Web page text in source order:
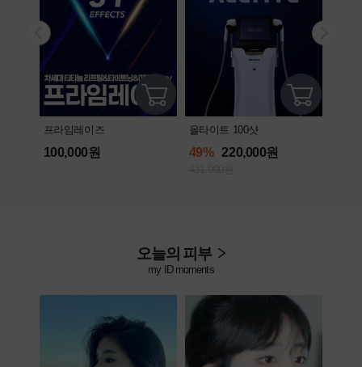
프라임레이즈
100,000원
올타이트 100샷
49% 220,000원
오늘의 피부
my ID moments